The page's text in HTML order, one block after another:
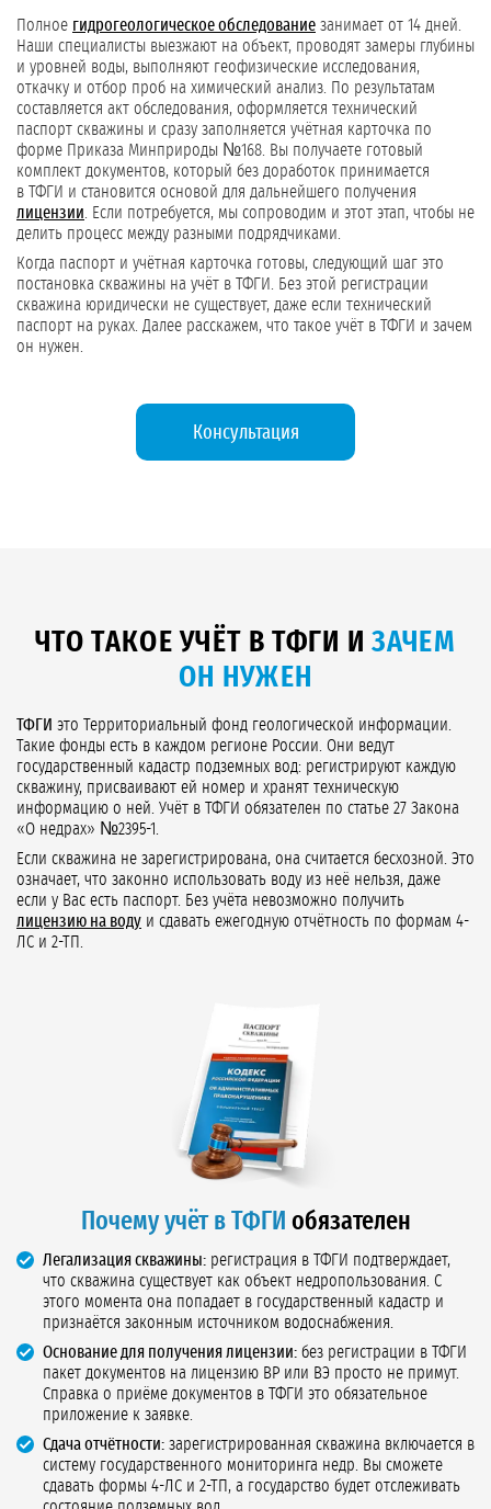
Полное гидрогеологическое обследование занимает от 14 дней.
Наши специалисты выезжают на объект, проводят замеры глубины
и уровней воды, выполняют геофизические исследования,
откачку и отбор проб на химический анализ. По результатам
составляется акт обследования, оформляется технический
паспорт скважины и сразу заполняется учётная карточка по
форме Приказа Минприроды №168. Вы получаете готовый
комплект документов, который без доработок принимается
в ТФГИ и становится основой для дальнейшего получения
лицензии . Если потребуется, мы сопроводим и этот этап, чтобы не
делить процесс между разными подрядчиками.
Когда паспорт и учётная карточка готовы, следующий шаг это
постановка скважины на учёт в ТФГИ. Без этой регистрации
скважина юридически не существует, даже если технический
паспорт на руках. Далее расскажем, что такое учёт в ТФГИ и зачем
он нужен.
Консультация
ЧТО ТАКОЕ УЧЁТ В ТФГИ ИЗАЧЕМ
ОН НУЖЕН
ТФГИ это Территориальный фонд геологической информации.
Такие фонды есть в каждом регионе России. Они ведут
государственный кадастр подземных вод: регистрируют каждую
скважину, присваивают ей номер и хранят техническую
информацию о ней. Учёт в ТФГИ обязателен по статье 27 Закона
«О недрах» №2395-1.
Если скважина не зарегистрирована, она считается бесхозной. Это
означает, что законно использовать воду из неё нельзя, даже
если у Вас есть паспорт. Без учёта невозможно получить
лицензию на воду и сдавать ежегодную отчётность по формам 4-
ЛС и 2-ТП.
Почему учёт в ТФГИ обязателен
Легализация скважины: регистрация в ТФГИ подтверждает,
что скважина существует как объект недропользования. С
этого момента она попадает в государственный кадастр и
признаётся законным источником водоснабжения.
Основание для получения лицензии: без регистрации в ТФГИ
пакет документов на лицензию ВР или ВЭ просто не примут.
Справка о приёме документов в ТФГИ это обязательное
приложение к заявке.
Сдача отчётности: зарегистрированная скважина включается в
систему государственного мониторинга недр. Вы сможете
сдавать формы 4-ЛС и 2-ТП, а государство будет отслеживать